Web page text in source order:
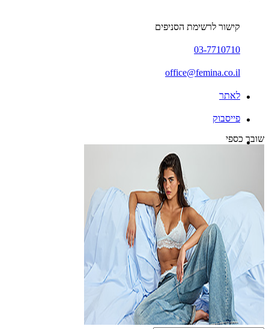
קישור לרשימת הסניפים
03-7710710
office@femina.co.il
לאתר
פייסבוק
שובר כספי